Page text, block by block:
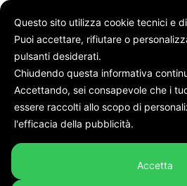
Cronaca
Questo sito utilizza cookie tecnici e
Puoi accettare, rifiutare o
pulsanti desiderati.
Chiudendo questa informativa
Accettando, sei consapevole che i
essere raccolti allo scopo di
l'efficacia della pubblicità.
Accetta